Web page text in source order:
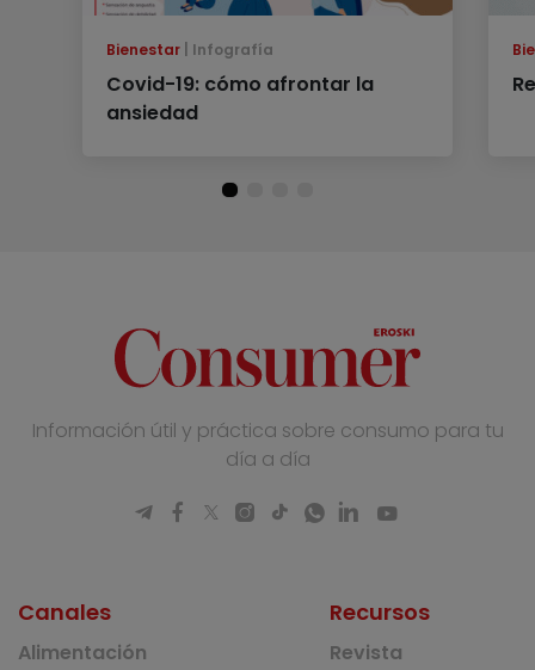
Bienestar Infografía
Covid-19: cómo afrontar la
ansiedad
Información útil y práctica sobre consumo para tu
día a día
Canales
Alimentación
Recursos
Revista